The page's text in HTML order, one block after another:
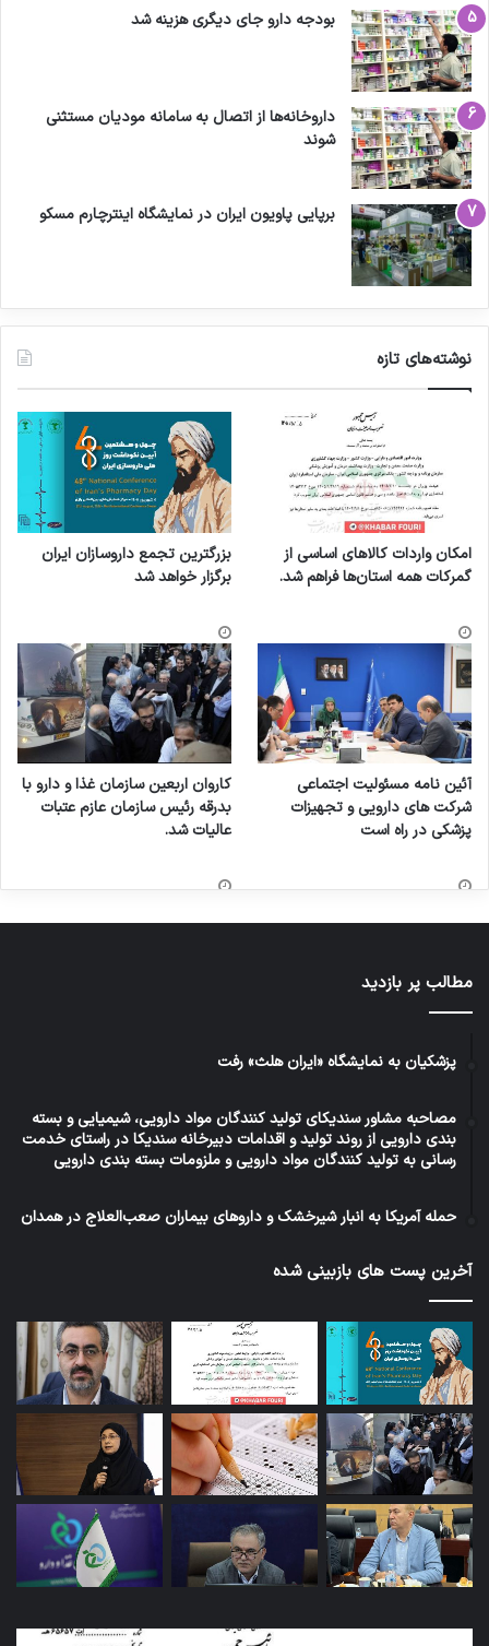
بودجه دارو جای دیگری هزینه شد
داروخانه‌ها از اتصال به سامانه مودیان مستثنی
شوند
برپایی پاویون ایران در نمایشگاه اینترچارم مسکو
نوشته‌های تازه
امکان واردات کالاهای اساسی از
گمرکات همه استان‌ها فراهم شد.
بزرگترین تجمع داروسازان ایران
برگزار خواهد شد
آئین نامه مسئولیت اجتماعی
شرکت های دارویی و تجهیزات
پزشکی در راه است
کاروان اربعین سازمان غذا و دارو با
بدرقه رئیس سازمان عازم عتبات
عالیات شد.
مطالب پر بازدید
پزشکیان به نمایشگاه «ایران هلث» رفت
مصاحبه مشاور سندیکای تولید کنندگان مواد دارویی، شیمیایی و بسته
بندی دارویی از روند تولید و اقدامات دبیرخانه سندیکا در راستای خدمت
رسانی به تولید کنندگان مواد دارویی و ملزومات بسته بندی دارویی
حمله آمریکا به انبار شیرخشک و داروهای بیماران صعب‌العلاج در همدان
آخرین پست های بازبینی شده